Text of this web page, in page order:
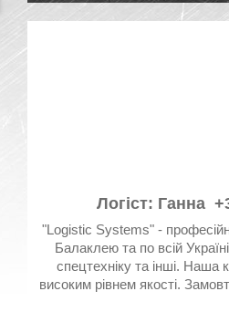
Логіст: Ганна
"Logistic Systems" -
Балаклею та по всій
спецтехніку та інші. Наша
високим рівнем якості.